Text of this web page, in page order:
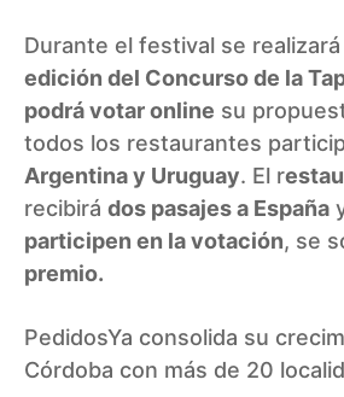
Durante el festival se realizará
edición del Concurso de la
podrá votar online su
todos los restaurantes
Argentina y Uruguay. El r
recibirá dos pasajes a España
participen en la votación, se
premio.
PedidosYa consolida su
Córdoba con más de 20